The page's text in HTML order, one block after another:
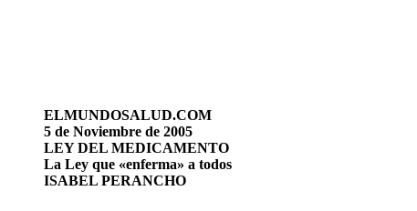
ELMUNDOSALUD.COM
5 de Noviembre de 2005
LEY DEL MEDICAMENTO
La Ley que «enferma» a todos
ISABEL PERANCHO